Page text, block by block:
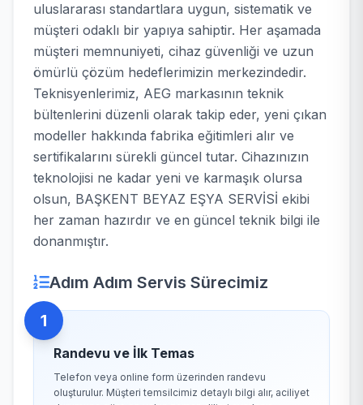
uluslararası standartlara uygun, sistematik ve
müşteri odaklı bir yapıya sahiptir. Her aşamada
müşteri memnuniyeti, cihaz güvenliği ve uzun
ömürlü çözüm hedeflerimizin merkezindedir.
Teknisyenlerimiz, AEG markasının teknik
bültenlerini düzenli olarak takip eder, yeni çıkan
modeller hakkında fabrika eğitimleri alır ve
sertifikalarını sürekli güncel tutar. Cihazınızın
teknolojisi ne kadar yeni ve karmaşık olursa
olsun, BAŞKENT BEYAZ EŞYA SERVİSİ ekibi
her zaman hazırdır ve en güncel teknik bilgi ile
donanmıştır.
Adım Adım Servis Sürecimiz
1
Randevu ve İlk Temas
Telefon veya online form üzerinden randevu
oluşturulur. Müşteri temsilcimiz detaylı bilgi alır, aciliyet